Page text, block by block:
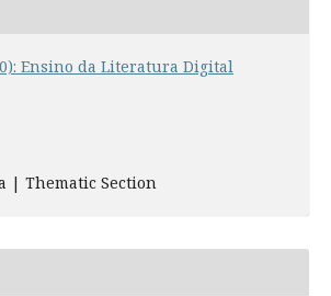
Ensino da Literatura Digital
| Thematic Section